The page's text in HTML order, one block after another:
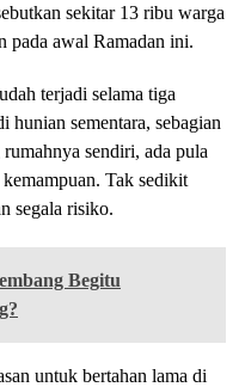
sekitar 13 ribu warga
pada awal Ramadan ini.
terjadi selama tiga
sementara, sebagian
sendiri, ada pula
Tak sedikit
segala risiko.
Begitu
untuk bertahan lama di